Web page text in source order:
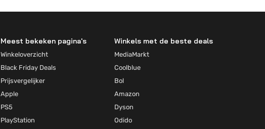
Meest bekeken pagina's
Winkeloverzicht
Black Friday Deals
Prijsvergelijker
Apple
PS5
PlayStation
Winkels met de beste deals
MediaMarkt
Coolblue
Bol
Amazon
Dyson
Odido